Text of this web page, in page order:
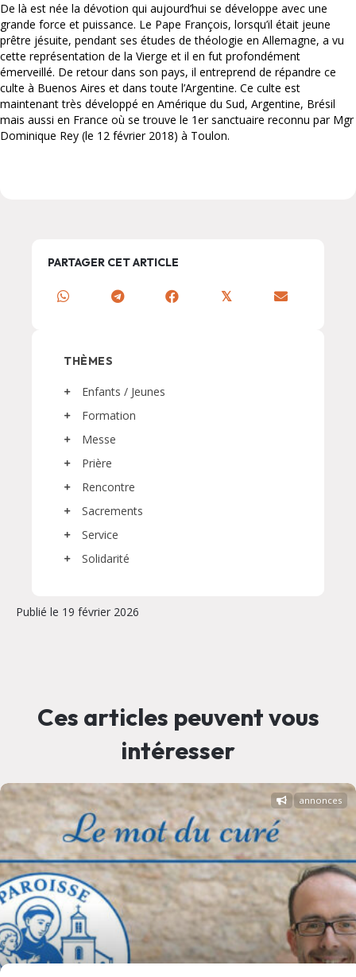
De là est née la dévotion qui aujourd’hui se développe avec une
grande force et puissance. Le Pape François, lorsqu’il était jeune
prêtre jésuite, pendant ses études de théologie en Allemagne, a vu
cette représentation de la Vierge et il en fut profondément
émerveillé. De retour dans son pays, il entreprend de répandre ce
culte à Buenos Aires et dans toute l’Argentine. Ce culte est
maintenant très développé en Amérique du Sud, Argentine, Brésil
mais aussi en France où se trouve le 1er sanctuaire reconnu par Mgr
Dominique Rey (le 12 février 2018) à Toulon.
PARTAGER CET ARTICLE
𝕏
THÈMES
Enfants / Jeunes
Formation
Messe
Prière
Rencontre
Sacrements
Service
Solidarité
Publié le 19 février 2026
Ces articles peuvent vous
intéresser
annonces